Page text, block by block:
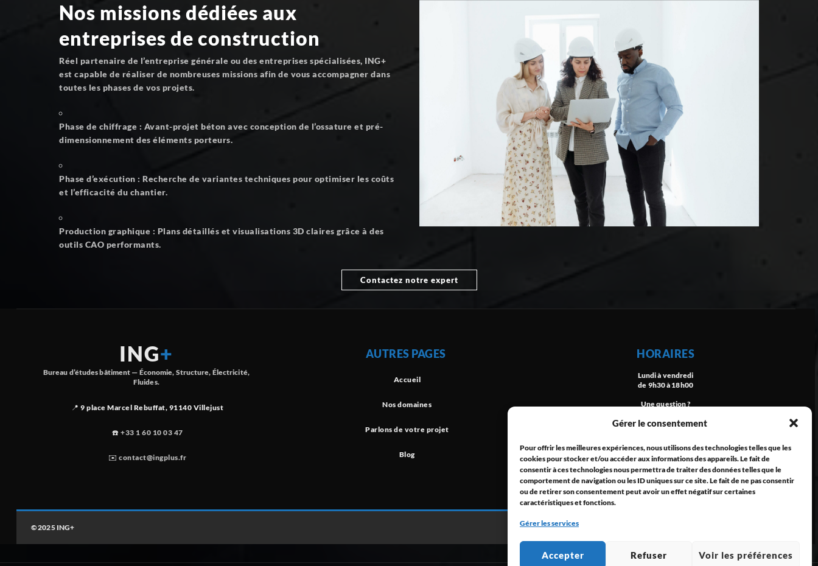
Gérer le consentement
Pour offrir les meilleures expériences, nous utilisons des technologies telles que les
cookies pour stocker et/ou accéder aux informations des appareils. Le fait de
consentir à ces technologies nous permettra de traiter des données telles que le
comportement de navigation ou les ID uniques sur ce site. Le fait de ne pas consentir
ou de retirer son consentement peut avoir un effet négatif sur certaines
caractéristiques et fonctions.
Gérer les services
Accepter Refuser Voir les préférences
Nos missions dédiées aux
entreprises de construction
Réel partenaire de l’entreprise générale ou des entreprises spécialisées, ING+
est capable de réaliser de nombreuses missions afin de vous accompagner dans
toutes les phases de vos projets.
Phase de chiffrage : Avant-projet béton avec conception de l’ossature et pré-
dimensionnement des éléments porteurs.
Phase d’exécution : Recherche de variantes techniques pour optimiser les coûts
et l’efficacité du chantier.
Production graphique : Plans détaillés et visualisations 3D claires grâce à des
outils CAO performants.
Contactez notre expert
ING+
Bureau d’études bâtiment — Économie, Structure, Électricité,
Fluides.
📍 9 place Marcel Rebuffat, 91140 Villejust
☎️+33 1 60 10 03 47
✉️contact@ingplus.fr
AUTRES PAGES
Accueil
Nos domaines
Parlons de votre projet
Blog
HORAIRES
Lundi à vendredi
de 9h30 à 18h00
Une question ?
© 2025 ING+